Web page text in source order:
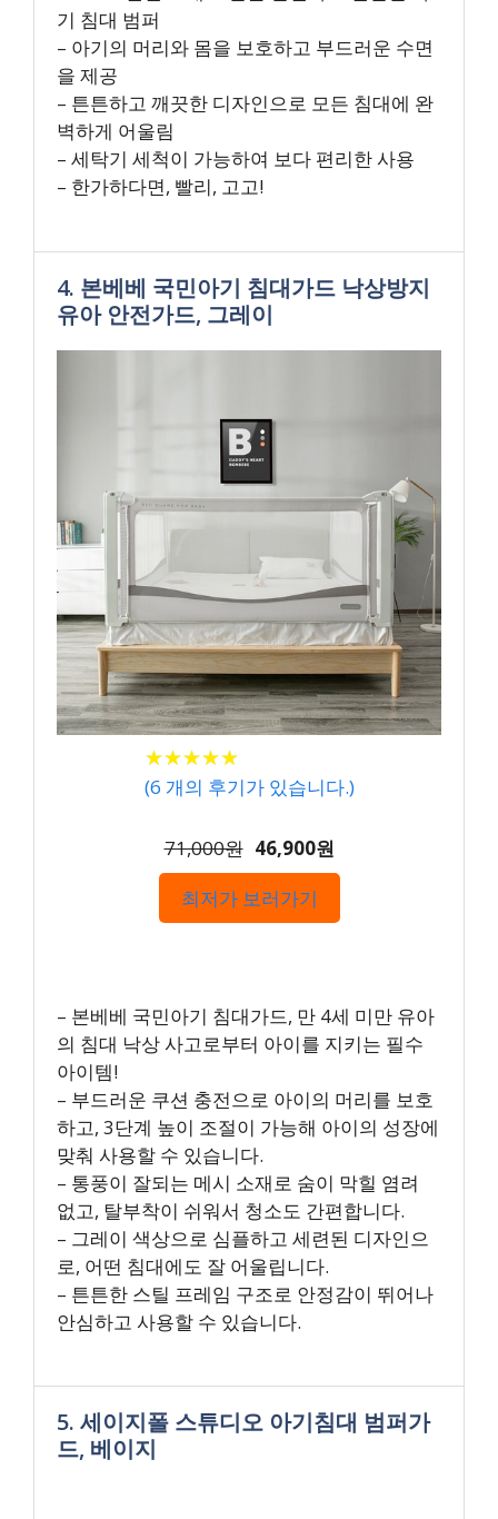
기 침대 범퍼
– 아기의 머리와 몸을 보호하고 부드러운 수면
을 제공
– 튼튼하고 깨끗한 디자인으로 모든 침대에 완
벽하게 어울림
– 세탁기 세척이 가능하여 보다 편리한 사용
– 한가하다면, 빨리, 고고!
4. 본베베 국민아기 침대가드 낙상방지
유아 안전가드, 그레이
★★★★★
★★★★★
(6 개의 후기가 있습니다.)
71,000원 46,900원
최저가 보러가기
– 본베베 국민아기 침대가드, 만 4세 미만 유아
의 침대 낙상 사고로부터 아이를 지키는 필수
아이템!
– 부드러운 쿠션 충전으로 아이의 머리를 보호
하고, 3단계 높이 조절이 가능해 아이의 성장에
맞춰 사용할 수 있습니다.
– 통풍이 잘되는 메시 소재로 숨이 막힐 염려
없고, 탈부착이 쉬워서 청소도 간편합니다.
– 그레이 색상으로 심플하고 세련된 디자인으
로, 어떤 침대에도 잘 어울립니다.
– 튼튼한 스틸 프레임 구조로 안정감이 뛰어나
안심하고 사용할 수 있습니다.
5. 세이지폴 스튜디오 아기침대 범퍼가
드, 베이지